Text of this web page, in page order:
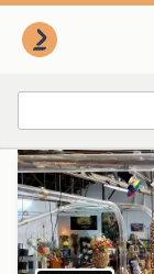
Alle
Van deze